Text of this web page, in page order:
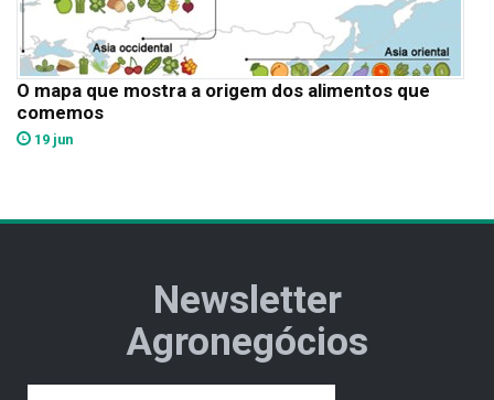
O mapa que mostra a origem dos alimentos que
comemos
19 jun
Newsletter
Agronegócios